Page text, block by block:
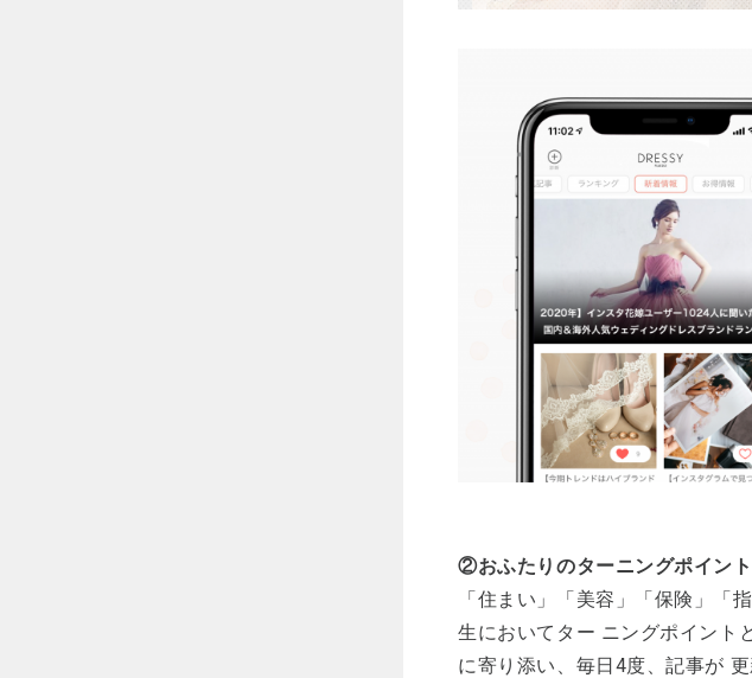
②おふたりのターニングポイント
「住まい」「美容」「保険」「
生においてター ニングポイント
に寄り添い、毎日4度、記事が